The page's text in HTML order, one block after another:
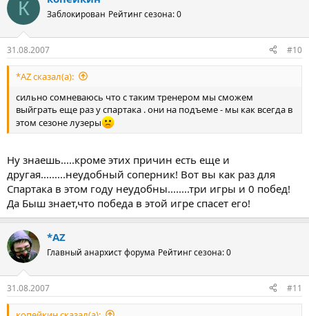
К Заблокирован Рейтинг сезона: 0
31.08.2007 #10
*AZ сказал(а):
сильно сомневаюсь что с таким тренером мы сможем
выйграть еще раз у спартака . они на подъеме - мы как всегда в
этом сезоне лузеры
Ну знаешь.....кроме этих причин есть еще и
другая.........неудобный соперник! Вот вы как раз для
Спартака в этом году неудобны........три игры и 0 побед!
Да Быш знает,что победа в этой игре спасет его!
*AZ
Главный анархист форума Рейтинг сезона: 0
31.08.2007 #11